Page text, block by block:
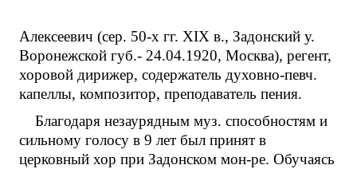
Алексеевич (сер. 50-х гг. XIX в., Задонский у.
Воронежской губ.- 24.04.1920, Москва), регент,
хоровой дирижер, содержатель духовно-певч.
капеллы, композитор, преподаватель пения.
Благодаря незаурядным муз. способностям и
сильному голосу в 9 лет был принят в
церковный хор при Задонском мон-ре. Обучаясь